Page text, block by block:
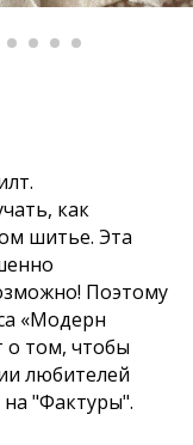
как
шитье. Эта
Поэтому
«Модерн
о том, чтобы
любителей
"Фактуры".